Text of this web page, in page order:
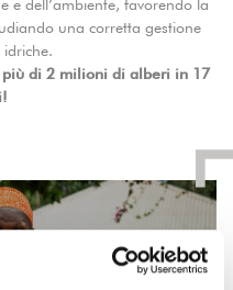
e dell’ambiente, favorendo la
una corretta gestione
idriche.
più di 2 milioni di alberi in 17